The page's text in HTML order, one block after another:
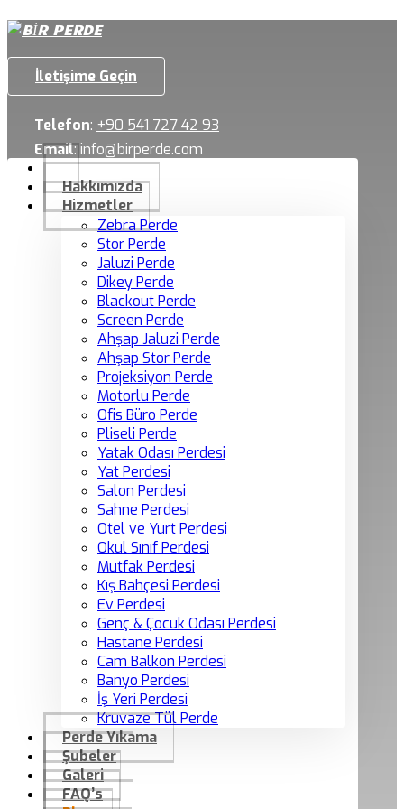
İletişime Geçin
Telefon: +90 541 727 42 93
Email:info@birperde.com
Hakkımızda
Hizmetler
Zebra Perde
Stor Perde
Jaluzi Perde
Dikey Perde
Blackout Perde
Screen Perde
Ahşap Jaluzi Perde
Ahşap Stor Perde
Projeksiyon Perde
Motorlu Perde
Ofis Büro Perde
Pliseli Perde
Yatak Odası Perdesi
Yat Perdesi
Salon Perdesi
Sahne Perdesi
Otel ve Yurt Perdesi
Okul Sınıf Perdesi
Mutfak Perdesi
Kış Bahçesi Perdesi
Ev Perdesi
Genç & Çocuk Odası Perdesi
Hastane Perdesi
Cam Balkon Perdesi
Banyo Perdesi
İş Yeri Perdesi
Kruvaze Tül Perde
Perde Yıkama
Şubeler
Galeri
FAQ’s